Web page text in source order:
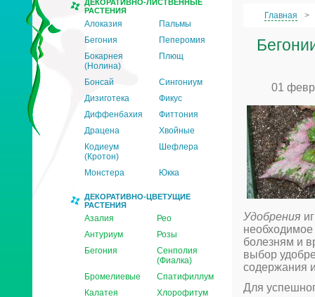
ДЕКОРАТИВНО-ЛИСТВЕННЫЕ
РАСТЕНИЯ
Алоказия
Пальмы
Бегония
Пеперомия
Бокарнея
(Нолина)
Плющ
Бонсай
Сингониум
Дизиготека
Фикус
Диффенбахия
Фиттония
Драцена
Хвойные
Кодиеум
(Кротон)
Шефлера
Монстера Юкка
ДЕКОРАТИВНО-ЦВЕТУЩИЕ
РАСТЕНИЯ
Азалия
Рео
Антуриум
Розы
Бегония
Сенполия
(Фиалка)
Бромелиевые
Спатифиллум
Калатея
Хлорофитум
Главная
01
Удобрения
болезням и
выбор
содержания
Для